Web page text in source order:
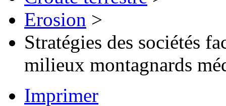
Erosion >
Stratégies des sociétés
milieux montagnards
Imprimer